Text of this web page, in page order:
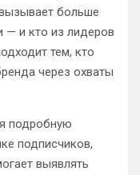
больше
— и кто из лидеров
тем, кто
через охваты
подробную
подписчиков,
выявлять